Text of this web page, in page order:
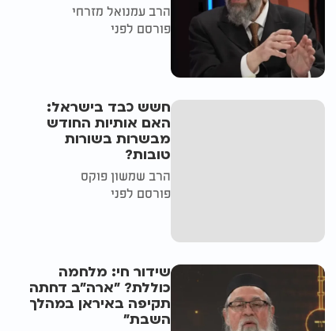
הרב עמנואל מזרחי
פורסם לפני
חשש כבד בישראל:
האם אותיות החודש
מבשרות בשורות
טובות?
הרב שמשון פוקס
פורסם לפני
שידור חי: מלחמה
כוללת? ״ארה"ב דחתה
תקיפה באיראן במהלך
השבת״